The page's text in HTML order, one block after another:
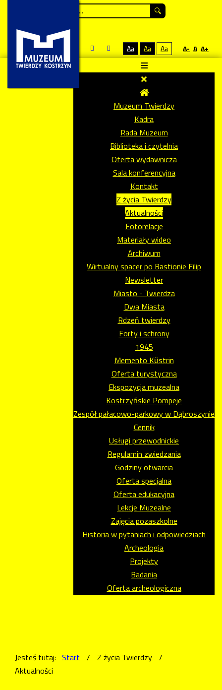
Aa Aa Aa A- A A+
Muzeum Twierdzy
Kadra
Rada Muzeum
Biblioteka i czytelnia
Oferta wydawnicza
Sala konferencyjna
Kontakt
Z życia Twierdzy
Aktualności
Fotorelacje
Materiały wideo
Archiwum
Wirtualny spacer po Bastionie Filip
Newsletter
Miasto - Twierdza
Dwa Miasta
Rdzeń twierdzy
Forty i schrony
1945
Memento Kϋstrin
Oferta turystyczna
Ekspozycja muzealna
Kostrzyńskie Pompeje
Zespół pałacowo-parkowy w Dąbroszynie
Cennik
Usługi przewodnickie
Regulamin zwiedzania
Godziny otwarcia
Oferta specjalna
Oferta edukacyjna
Lekcje Muzealne
Zajęcia pozaszkolne
Historia w pytaniach i odpowiedziach
Archeologia
Projekty
Badania
Oferta archeologiczna
Jesteś tutaj: Start / Z życia Twierdzy /
Aktualności